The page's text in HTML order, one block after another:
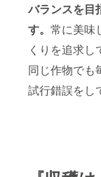
バランスを目
す。 常に美味
くりを追求し
同じ作物でも
試行錯誤をし